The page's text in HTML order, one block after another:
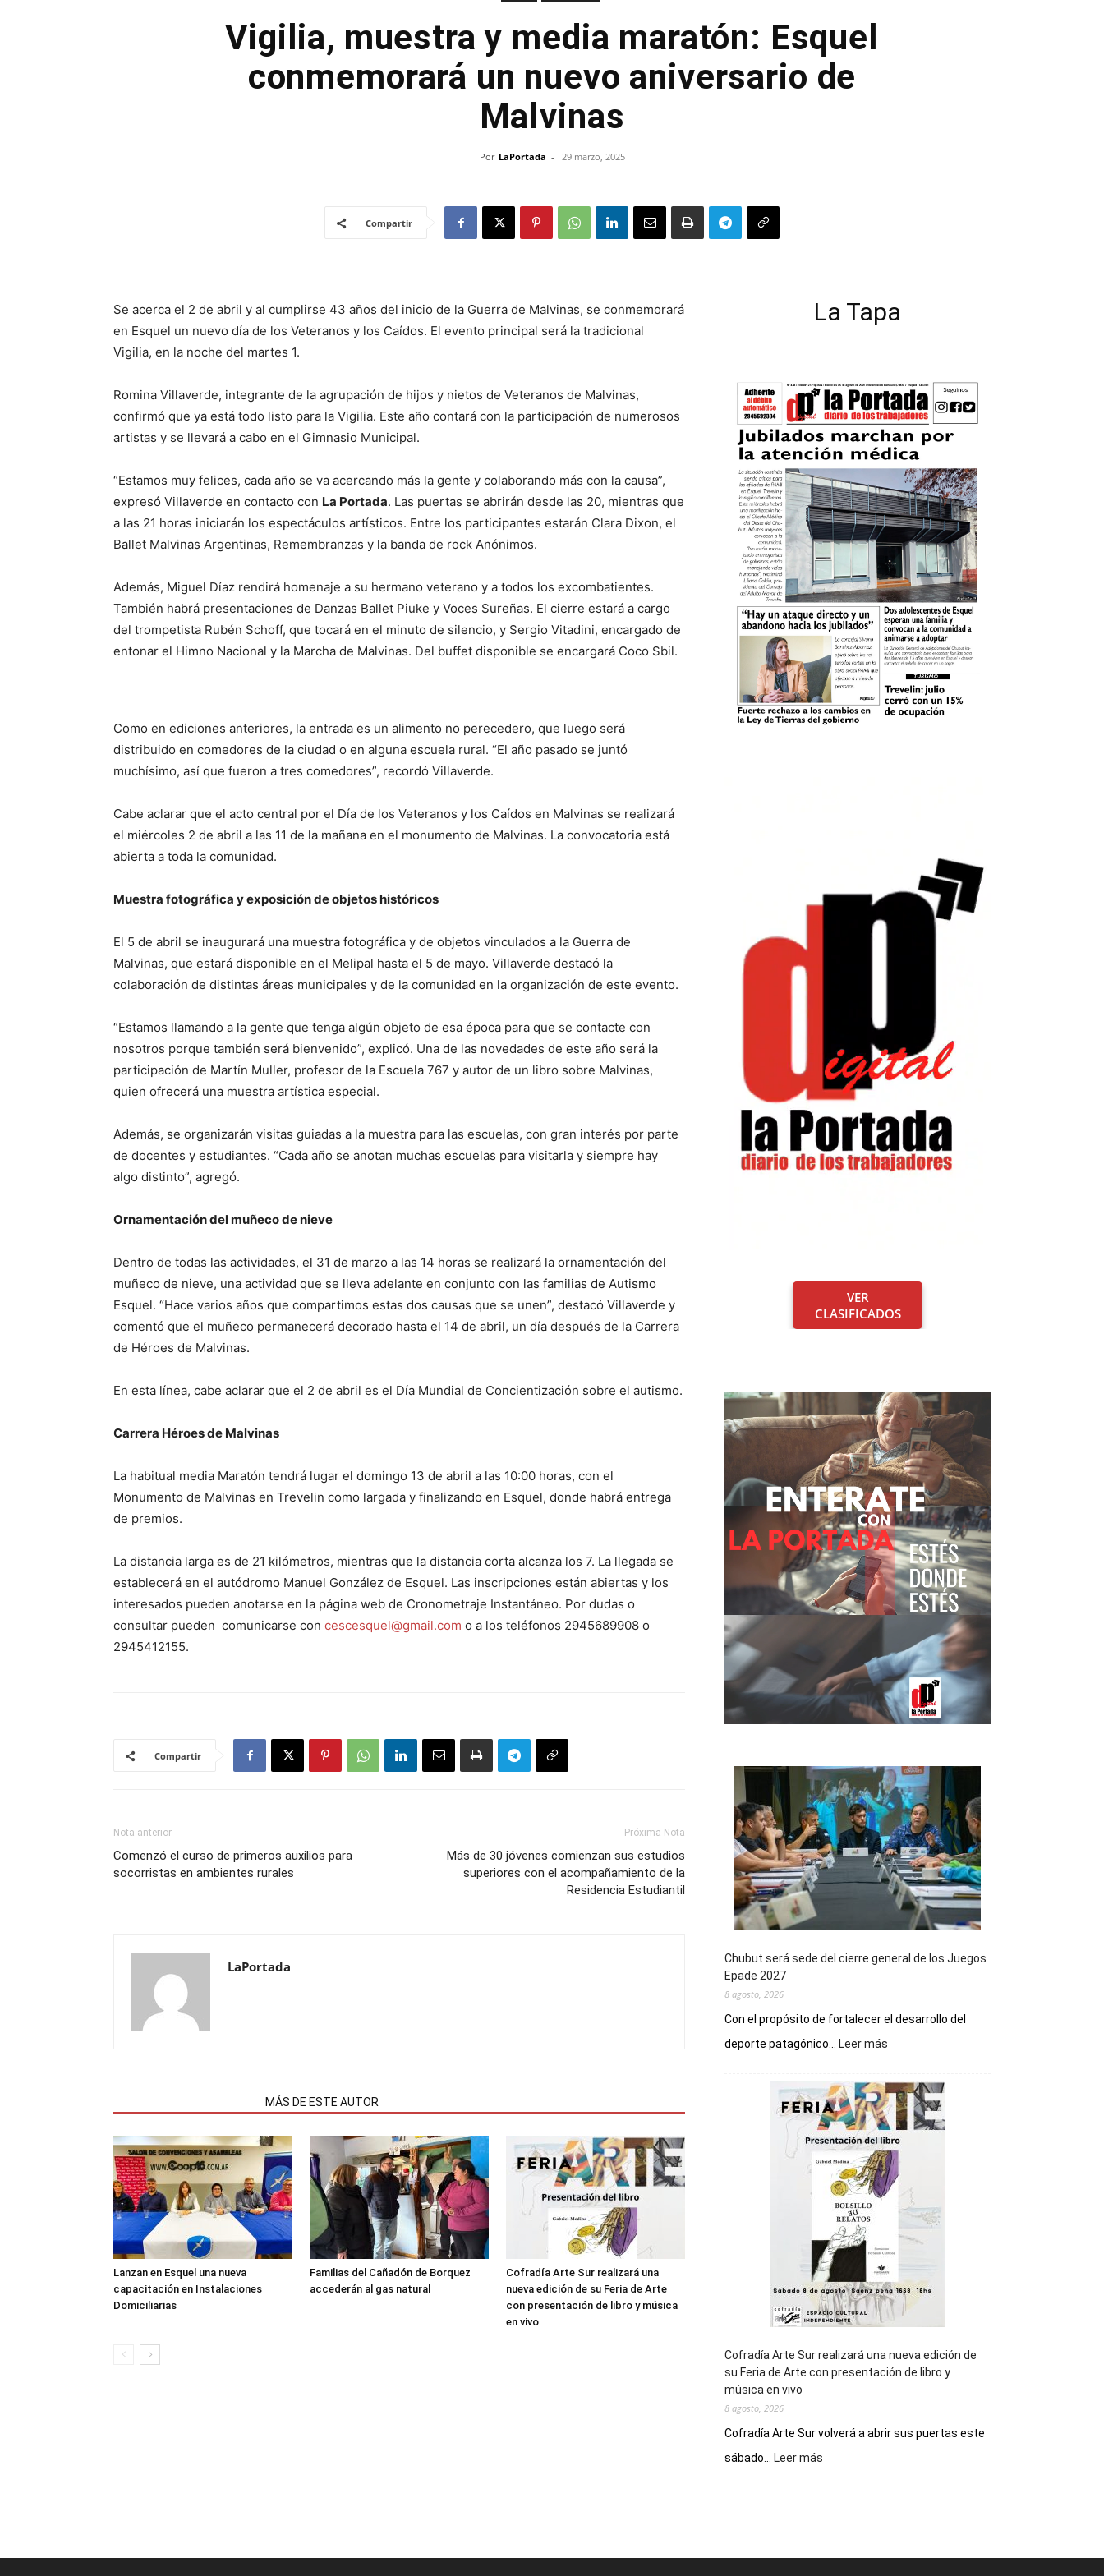
Vigilia, muestra y media maratón: Esquel
conmemorará un nuevo aniversario de
Malvinas
Por LaPortada - 29 marzo, 2025
Compartir
Se acerca el 2 de abril y al cumplirse 43 años del inicio de la Guerra de Malvinas, se conmemorará
en Esquel un nuevo día de los Veteranos y los Caídos. El evento principal será la tradicional
Vigilia, en la noche del martes 1.
Romina Villaverde, integrante de la agrupación de hijos y nietos de Veteranos de Malvinas,
confirmó que ya está todo listo para la Vigilia. Este año contará con la participación de numerosos
artistas y se llevará a cabo en el Gimnasio Municipal.
“Estamos muy felices, cada año se va acercando más la gente y colaborando más con la causa”,
expresó Villaverde en contacto con La Portada. Las puertas se abrirán desde las 20, mientras que
a las 21 horas iniciarán los espectáculos artísticos. Entre los participantes estarán Clara Dixon, el
Ballet Malvinas Argentinas, Remembranzas y la banda de rock Anónimos.
Además, Miguel Díaz rendirá homenaje a su hermano veterano y a todos los excombatientes.
También habrá presentaciones de Danzas Ballet Piuke y Voces Sureñas. El cierre estará a cargo
del trompetista Rubén Schoff, que tocará en el minuto de silencio, y Sergio Vitadini, encargado de
entonar el Himno Nacional y la Marcha de Malvinas. Del buffet disponible se encargará Coco Sbil.
Como en ediciones anteriores, la entrada es un alimento no perecedero, que luego será
distribuido en comedores de la ciudad o en alguna escuela rural. “El año pasado se juntó
muchísimo, así que fueron a tres comedores”, recordó Villaverde.
Cabe aclarar que el acto central por el Día de los Veteranos y los Caídos en Malvinas se realizará
el miércoles 2 de abril a las 11 de la mañana en el monumento de Malvinas. La convocatoria está
abierta a toda la comunidad.
Muestra fotográfica y exposición de objetos históricos
El 5 de abril se inaugurará una muestra fotográfica y de objetos vinculados a la Guerra de
Malvinas, que estará disponible en el Melipal hasta el 5 de mayo. Villaverde destacó la
colaboración de distintas áreas municipales y de la comunidad en la organización de este evento.
“Estamos llamando a la gente que tenga algún objeto de esa época para que se contacte con
nosotros porque también será bienvenido”, explicó. Una de las novedades de este año será la
participación de Martín Muller, profesor de la Escuela 767 y autor de un libro sobre Malvinas,
quien ofrecerá una muestra artística especial.
Además, se organizarán visitas guiadas a la muestra para las escuelas, con gran interés por parte
de docentes y estudiantes. “Cada año se anotan muchas escuelas para visitarla y siempre hay
algo distinto”, agregó.
Ornamentación del muñeco de nieve
Dentro de todas las actividades, el 31 de marzo a las 14 horas se realizará la ornamentación del
muñeco de nieve, una actividad que se lleva adelante en conjunto con las familias de Autismo
Esquel. “Hace varios años que compartimos estas dos causas que se unen”, destacó Villaverde y
comentó que el muñeco permanecerá decorado hasta el 14 de abril, un día después de la Carrera
de Héroes de Malvinas.
En esta línea, cabe aclarar que el 2 de abril es el Día Mundial de Concientización sobre el autismo.
Carrera Héroes de Malvinas
La habitual media Maratón tendrá lugar el domingo 13 de abril a las 10:00 horas, con el
Monumento de Malvinas en Trevelin como largada y finalizando en Esquel, donde habrá entrega
de premios.
La distancia larga es de 21 kilómetros, mientras que la distancia corta alcanza los 7. La llegada se
establecerá en el autódromo Manuel González de Esquel. Las inscripciones están abiertas y los
interesados pueden anotarse en la página web de Cronometraje Instantáneo. Por dudas o
consultar pueden comunicarse con cescesquel@gmail.com o a los teléfonos 2945689908 o
2945412155.
Compartir
Nota anterior
Comenzó el curso de primeros auxilios para
socorristas en ambientes rurales
Próxima Nota
Más de 30 jóvenes comienzan sus estudios
superiores con el acompañamiento de la
Residencia Estudiantil
LaPortada
MÁS DE ESTE AUTOR
Lanzan en Esquel una nueva
capacitación en Instalaciones
Domiciliarias
Familias del Cañadón de Borquez
accederán al gas natural
Cofradía Arte Sur realizará una
nueva edición de su Feria de Arte
con presentación de libro y música
en vivo
La Tapa
VER
CLASIFICADOS
Chubut será sede del cierre general de los Juegos
Epade 2027
8 agosto, 2026
Con el propósito de fortalecer el desarrollo del
deporte patagónico...
Leer más
sede
del
cierre
general
de
los
Juegos
Epade
2027
Cofradía Arte Sur realizará una nueva edición de
su Feria de Arte con presentación de libro y
música en vivo
8 agosto, 2026
Cofradía Arte Sur volverá a abrir sus puertas este
sábado...
Leer más
nueva